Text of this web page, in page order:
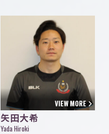
VIEW MORE
矢田大希
Yada Hiroki